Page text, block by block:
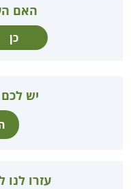
האם
כן
יש
עזרו לנו